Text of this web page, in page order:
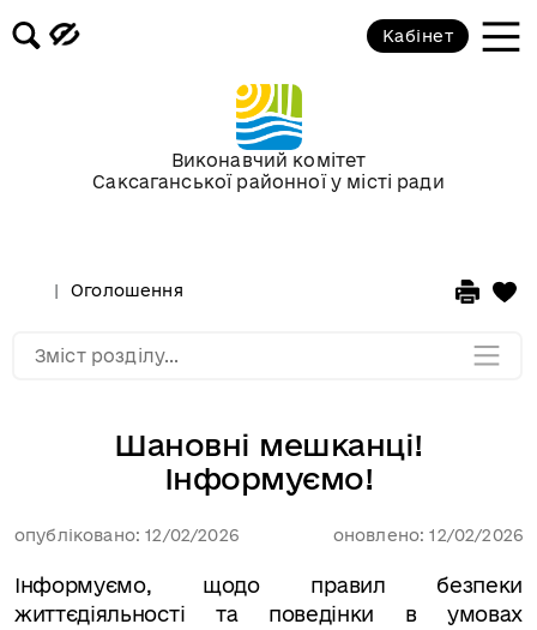
Виконавчий комітет
Саксаганської районної у місті ради
Кабінет
Оголошення
Шановні мешканці!
Інформуємо!
опубліковано: 12/02/2026 оновлено: 12/02/2026
Інформуємо, щодо правил безпеки
життєдіяльності та поведінки в умовах
Зміст розділу...
Відеофіксація засідань постійних
комісій та пленарних засідань
районної ради